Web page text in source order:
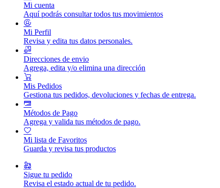
Mi cuenta
Aquí podrás consultar todos tus movimientos
Mi Perfil
Revisa y edita tus datos personales.
Direcciones de envio
Agrega, edita y/o elimina una dirección
Mis Pedidos
Gestiona tus pedidos, devoluciones y fechas de entrega.
Métodos de Pago
Agrega y valida tus métodos de pago.
Mi lista de Favoritos
Guarda y revisa tus productos
Sigue tu pedido
Revisa el estado actual de tu pedido.